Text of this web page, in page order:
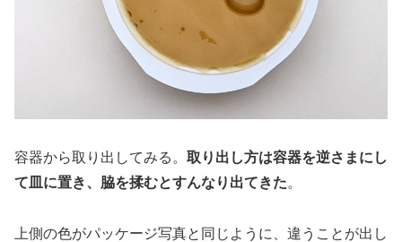
容器から取り出してみる。 取り出し方は容器を逆さまにし
て皿に置き、脇を揉むとすんなり出てきた。
上側の色がパッケージ写真と同じように、違うことが出し